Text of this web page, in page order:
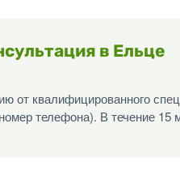
в Ельце
от квалифицированного
телефона). В течение 15